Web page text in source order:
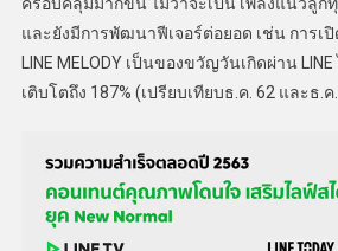
ครอบคลุมมากขึ้น ไม่ว่าจะเป็น เพลงแนวลูก
และยังมีการพัฒนาฟีเจอร์ต่อยอด เช่น การเ
LINE MELODY เป็นของขวัญวันเกิดผ่าน
เติบโตถึง 187% (เปรียบเทียบธ.ค. 62 และธ.ค